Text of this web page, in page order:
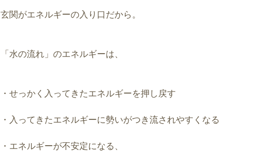
玄関がエネルギーの入り口だから。
「水の流れ」のエネルギーは、
・せっかく入ってきたエネルギーを押し戻す
・入ってきたエネルギーに勢いがつき流されやすくなる
・エネルギーが不安定になる、